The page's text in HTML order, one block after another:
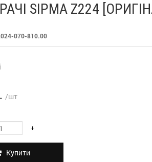
SIPMA Z224
070-810.00
/шт
+
Купити